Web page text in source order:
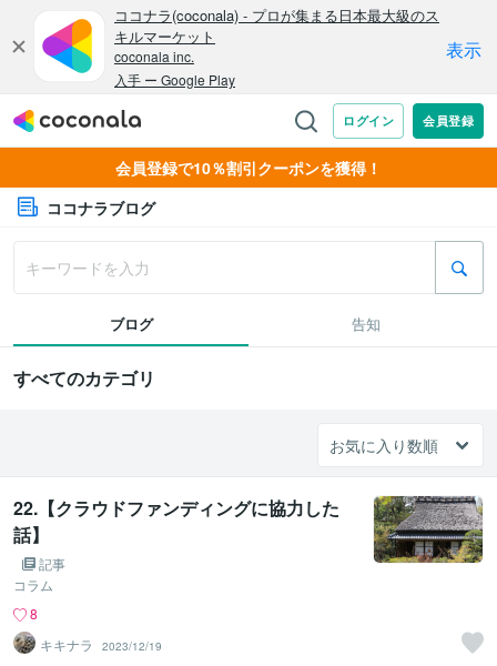
会員登録で10％割引クーポンを獲得！
ココナラブログ
ブログ 告知
すべてのカテゴリ
22.【クラウドファンディングに協力した
話】
記事
コラム
8
キキナラ
2023/12/19